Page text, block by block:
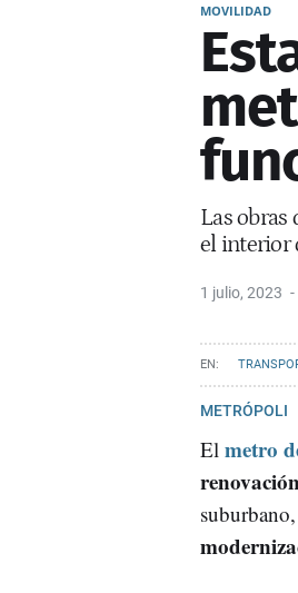
MOVILIDAD
Las
el interior
1 julio, 2023
METRÓPOLI
El metro